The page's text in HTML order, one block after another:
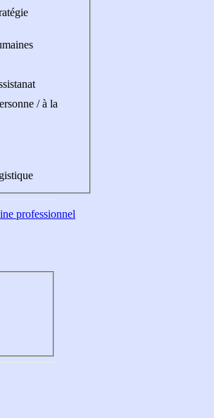
/ à la
professionnel